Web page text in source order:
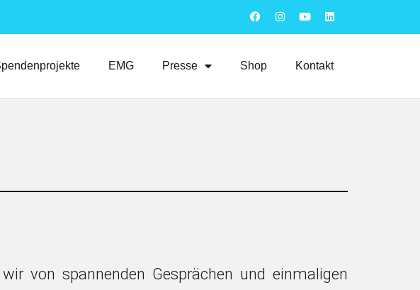
EMG Presse Shop Kontakt
von spannenden Gesprächen und einmaligen